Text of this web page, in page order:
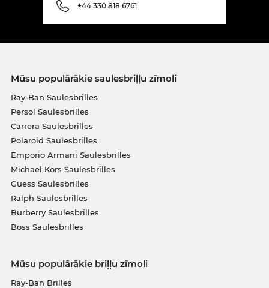
+44 330 818 6761
Mūsu populārākie saulesbriļļu zīmoli
Ray-Ban Saulesbrilles
Persol Saulesbrilles
Carrera Saulesbrilles
Polaroid Saulesbrilles
Emporio Armani Saulesbrilles
Michael Kors Saulesbrilles
Guess Saulesbrilles
Ralph Saulesbrilles
Burberry Saulesbrilles
Boss Saulesbrilles
Mūsu populārākie briļļu zīmoli
Ray-Ban Brilles